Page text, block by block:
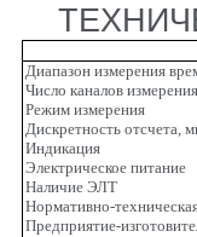
Диапазон измерения
Число каналов измерения
Режим измерения
Дискретность отсчета,
Индикация
Электрическое питание
Наличие ЭЛТ
Нормативно-
Предприятие-